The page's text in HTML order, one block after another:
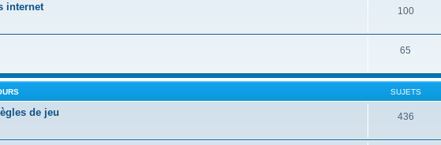
internet 100
65
SUJETS
de jeu 436